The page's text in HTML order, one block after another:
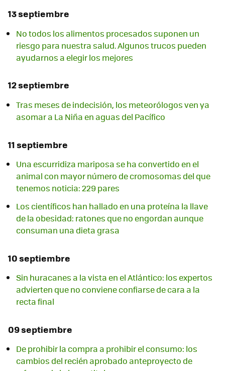
13 septiembre
No todos los alimentos procesados suponen un
riesgo para nuestra salud. Algunos trucos pueden
ayudarnos a elegir los mejores
12 septiembre
Tras meses de indecisión, los meteorólogos ven ya
asomar a La Niña en aguas del Pacífico
11 septiembre
Una escurridiza mariposa se ha convertido en el
animal con mayor número de cromosomas del que
tenemos noticia: 229 pares
Los científicos han hallado en una proteína la llave
de la obesidad: ratones que no engordan aunque
consuman una dieta grasa
10 septiembre
Sin huracanes a la vista en el Atlántico: los expertos
advierten que no conviene confiarse de cara a la
recta final
09 septiembre
De prohibir la compra a prohibir el consumo: los
cambios del recién aprobado anteproyecto de